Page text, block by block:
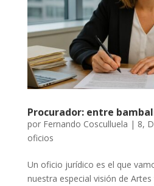
Procurador: entre
por Fernando Cosculluela | 8,
oficios
Un oficio jurídico es el que
nuestra especial visión de